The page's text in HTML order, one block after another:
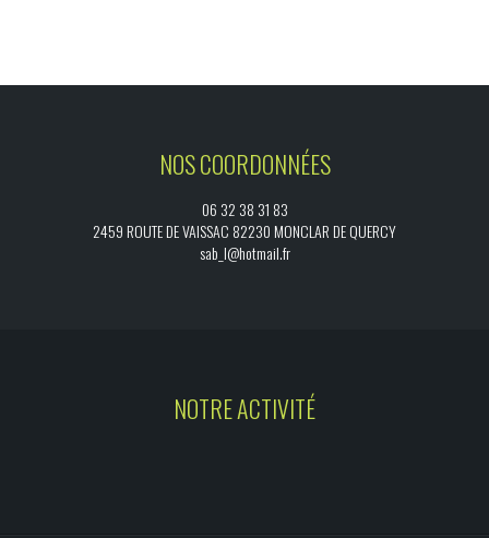
NOS COORDONNÉES
06 32 38 31 83
2459 ROUTE DE VAISSAC 82230 MONCLAR DE QUERCY
sab_l@hotmail.fr
NOTRE ACTIVITÉ